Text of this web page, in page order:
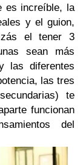
es increíble, la
y el guion,
el tener 3
sean más
las diferentes
las tres
te
funcionan
del